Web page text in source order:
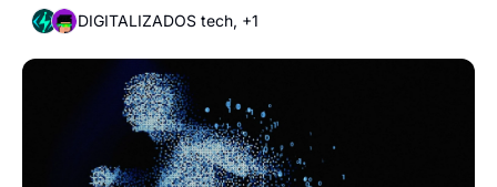
DIGITALIZADOS tech, +1